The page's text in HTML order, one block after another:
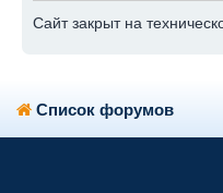
Сайт закрыт на
Список форумов